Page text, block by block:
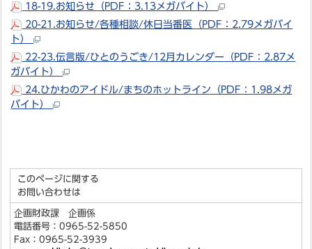
18-19.お知らせ（PDF：3.13メガバイト）
20-21.お知らせ/各種相談/休日当番医（PDF：2.79メガバイ
ト）
22-23.伝言版/ひとのうごき/12月カレンダー（PDF：2.87メ
ガバイト）
24.ひかわのアイドル/まちのホットライン（PDF：1.98メガ
バイト）
このページに関する
お問い合わせは
企画財政課 企画係
電話番号：0965-52-5850
Fax：0965-52-3939